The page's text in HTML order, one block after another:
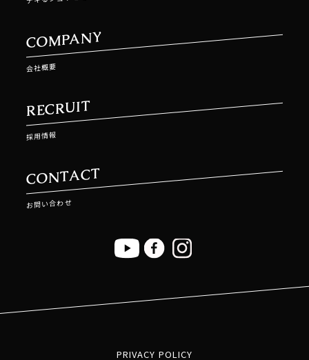
COMPANY
会社概要
RECRUIT
採用情報
CONTACT
お問い合わせ
PRIVACY POLICY